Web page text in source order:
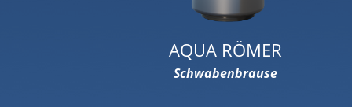
AQUA RÖMER
Schwabenbrause